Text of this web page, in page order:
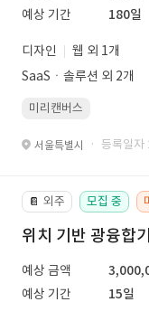
예상 기간
180일
디자인
웹 외 1개
SaaSㆍ솔루션 외 2개
미리캔버스
서울특별시 · 등록일자
📔 외주 모집 중
위치 기반 광융합
예상 금액
예상 기간
15일